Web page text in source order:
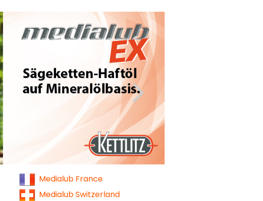
Medialub France
Medialub Switzerland